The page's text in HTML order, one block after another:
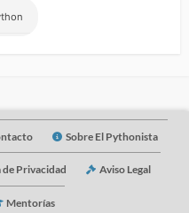
Sobre El Pythonista
Privacidad Aviso Legal
Mentorías